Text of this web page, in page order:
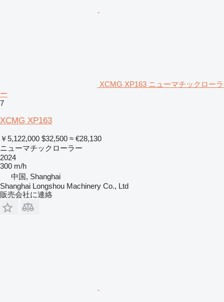
XCMG XP163 ニューマチックローラ
ー
7
XCMG XP163
￥5,122,000 $32,500 ≈ €28,130
ニューマチックローラー
2024
300 m/h
中国, Shanghai
Shanghai Longshou Machinery Co., Ltd
販売会社に連絡